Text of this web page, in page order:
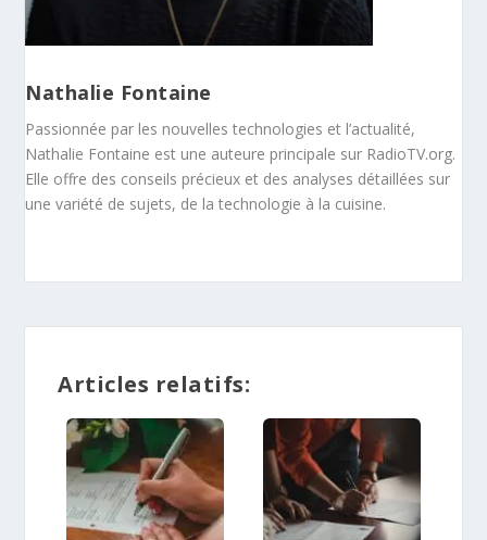
Nathalie Fontaine
Passionnée par les nouvelles technologies et l’actualité,
Nathalie Fontaine est une auteure principale sur RadioTV.org.
Elle offre des conseils précieux et des analyses détaillées sur
une variété de sujets, de la technologie à la cuisine.
Articles relatifs: